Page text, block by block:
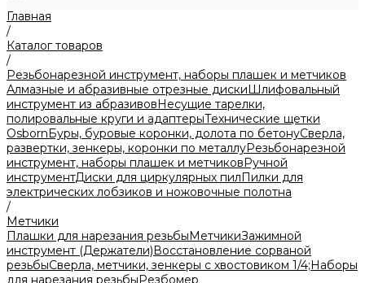
Главная
/
Каталог товаров
/
Резьбонарезной инструмент, наборы плашек и метчиков
Алмазные и абразивные отрезные дискиШлифовальный
инструмент из абразивовНесущие тарелки,
полировальные круги и адаптерыТехнические щетки
OsbornБуры, буровые коронки, долота по бетонуСверла,
развертки, зенкеры, коронки по металлуРезьбонарезной
инструмент, наборы плашек и метчиковРучной
инструментДиски для циркулярных пилПилки для
электрических лобзиков и ножовочные полотна
/
Метчики
Плашки для нарезания резьбыМетчикиЗажимной
инструмент (Держатели)Восстановление сорваной
резьбыСверла, метчики, зенкеры с хвостовиком 1/4;Наборы
для нарезания резьбыРезбомер